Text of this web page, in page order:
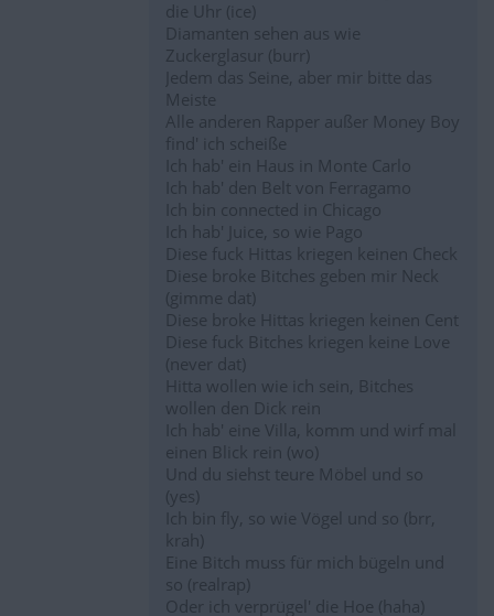
die Uhr (ice)
Diamanten sehen aus wie
Zuckerglasur (burr)
Jedem das Seine, aber mir bitte das
Meiste
Alle anderen Rapper außer Money Boy
find' ich scheiße
Ich hab' ein Haus in Monte Carlo
Ich hab' den Belt von Ferragamo
Ich bin connected in Chicago
Ich hab' Juice, so wie Pago
Diese fuck Hittas kriegen keinen Check
Diese broke Bitches geben mir Neck
(gimme dat)
Diese broke Hittas kriegen keinen Cent
Diese fuck Bitches kriegen keine Love
(never dat)
Hitta wollen wie ich sein, Bitches
wollen den Dick rein
Ich hab' eine Villa, komm und wirf mal
einen Blick rein (wo)
Und du siehst teure Möbel und so
(yes)
Ich bin fly, so wie Vögel und so (brr,
krah)
Eine Bitch muss für mich bügeln und
so (realrap)
Oder ich verprügel' die Hoe (haha)